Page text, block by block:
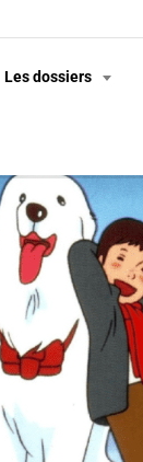
Les dossiers